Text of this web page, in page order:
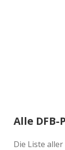
Alle
Die Liste